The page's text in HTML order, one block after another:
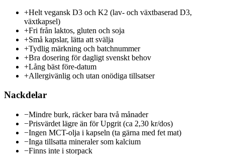
+Helt vegansk D3 och K2 (lav- och växtbaserad D3,
växtkapsel)
+Fri från laktos, gluten och soja
+Små kapslar, lätta att svälja
+Tydlig märkning och batchnummer
+Bra dosering för dagligt svenskt behov
+Lång bäst före-datum
+Allergivänlig och utan onödiga tillsatser
Nackdelar
−Mindre burk, räcker bara två månader
−Prisvärdet lägre än för Upgrit (ca 2,30 kr/dos)
−Ingen MCT-olja i kapseln (ta gärna med fet mat)
−Inga tillsatta mineraler som kalcium
−Finns inte i storpack